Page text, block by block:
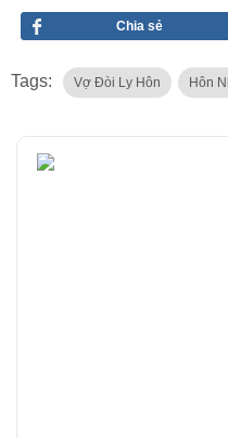
Chia sẻ
Tags: Vợ Đòi Ly Hôn Hôn